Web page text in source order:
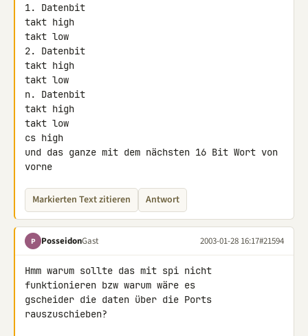
1. Datenbit
takt high
takt low
2. Datenbit
takt high
takt low
n. Datenbit
takt high
takt low
cs high
und das ganze mit dem nächsten 16 Bit Wort von
vorne
Markierten Text zitieren Antwort
P PosseidonGast 2003-01-28 16:17#21594
Hmm warum sollte das mit spi nicht
funktionieren bzw warum wäre es
gscheider die daten über die Ports
rauszuschieben?